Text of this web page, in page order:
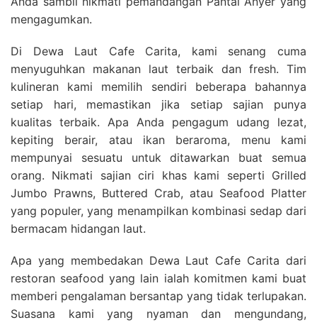
mengagumkan.
Di Dewa Laut Cafe Carita, kami senang cuma
menyuguhkan makanan laut terbaik dan fresh. Tim
kulineran kami memilih sendiri beberapa bahannya
setiap hari, memastikan jika setiap sajian punya
kualitas terbaik. Apa Anda pengagum udang lezat,
kepiting berair, atau ikan beraroma, menu kami
mempunyai sesuatu untuk ditawarkan buat semua
orang. Nikmati sajian ciri khas kami seperti Grilled
Jumbo Prawns, Buttered Crab, atau Seafood Platter
yang populer, yang menampilkan kombinasi sedap dari
bermacam hidangan laut.
Apa yang membedakan Dewa Laut Cafe Carita dari
restoran seafood yang lain ialah komitmen kami buat
memberi pengalaman bersantap yang tidak terlupakan.
Suasana kami yang nyaman dan mengundang,